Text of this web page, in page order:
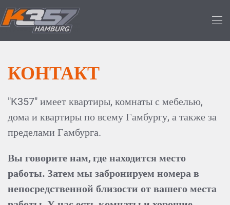
Skip to main content
КОНТАКТ
"K357" имеет квартиры, комнаты с мебелью,
дома и квартиры по всему Гамбургу, а также за
пределами Гамбурга.
Вы говорите нам, где находится место
работы. Затем мы забронируем номера в
непосредственной близости от вашего места